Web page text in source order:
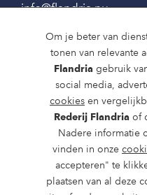
Om je beter van
tonen van relevante
Flandria gebruik
social media,
cookies en
Rederij Flandria of
Nadere informatie
vinden in onze
accepteren" te
plaatsen van al deze
info@flandria.nu
Contact
Vaaragenda
Rondvaarten en
Nieuws
Over ons
Route en